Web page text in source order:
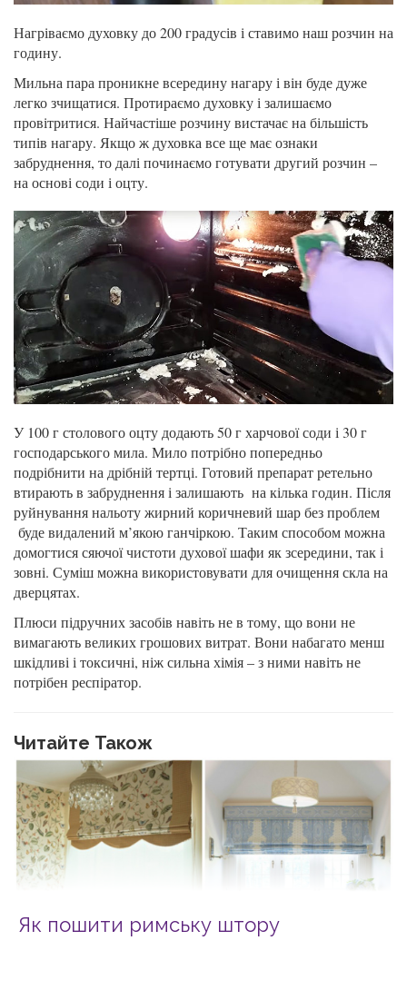
Нагріваємо духовку до 200 градусів і ставимо наш розчин на
годину.
Мильна пара проникне всередину нагару і він буде дуже
легко зчищатися. Протираємо духовку і залишаємо
провітритися. Найчастіше розчину вистачає на більшість
типів нагару. Якщо ж духовка все ще має ознаки
забруднення, то далі починаємо готувати другий розчин –
на основі соди і оцту.
У 100 г столового оцту додають 50 г харчової соди і 30 г
господарського мила. Мило потрібно попередньо
подрібнити на дрібній тертці. Готовий препарат ретельно
втирають в забруднення і залишають на кілька годин. Після
руйнування нальоту жирний коричневий шар без проблем
буде видалений м’якою ганчіркою. Таким способом можна
домогтися сяючої чистоти духової шафи як зсередини, так і
зовні. Суміш можна використовувати для очищення скла на
дверцятах.
Плюси підручних засобів навіть не в тому, що вони не
вимагають великих грошових витрат. Вони набагато менш
шкідливі і токсичні, ніж сильна хімія – з ними навіть не
потрібен респіратор.
Читайте Також
Як пошити римську штору